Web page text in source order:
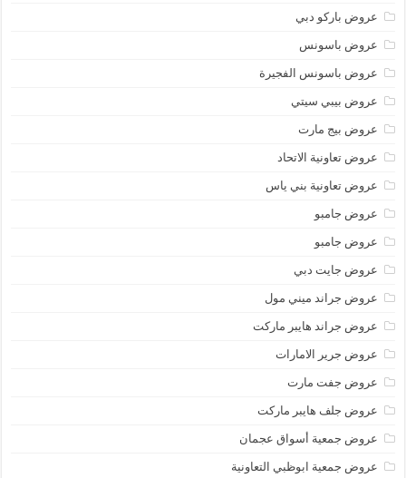
عروض باركو دبي
عروض باسونس
عروض باسونس الفجيرة
عروض بيبي سيتي
عروض بيج مارت
عروض تعاونية الاتحاد
عروض تعاونية بني ياس
عروض جامبو
عروض جامبو
عروض جايت دبي
عروض جراند ميني مول
عروض جراند هايبر ماركت
عروض جرير الامارات
عروض جفت مارت
عروض جلف هايبر ماركت
عروض جمعية أسواق عجمان
عروض جمعية ابوظبي التعاونية